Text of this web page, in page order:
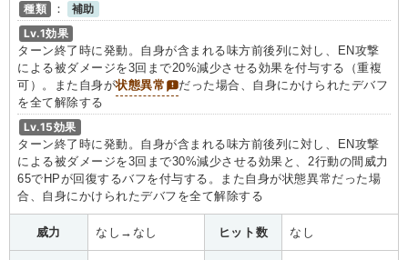
種類 ：
補助
Lv.1効果
ターン終了時に発動。自身が含まれる味方前後列に対し、EN攻撃
による被ダメージを3回まで20%減少させる効果を付与する（重複
可）。また自身が状態異常
だった場合、自身にかけられたデバフ
を全て解除する
Lv.15効果
ターン終了時に発動。自身が含まれる味方前後列に対し、EN攻撃
による被ダメージを3回まで30%減少させる効果と、2行動の間威力
65でHPが回復するバフを付与する。また自身が状態異常だった場
合、自身にかけられたデバフを全て解除する
威力 なし→なし ヒット数 なし